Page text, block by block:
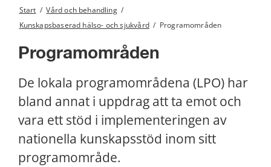
Start / Vård och behandling /
Kunskapsbaserad hälso- och sjukvård / Programområden
Programområden
De lokala programområdena (LPO) har
bland annat i uppdrag att ta emot och
vara ett stöd i implementeringen av
nationella kunskapsstöd inom sitt
programområde.